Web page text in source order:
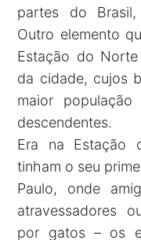
partes do
Outro elemento
Estação do
da cidade, cujos
maior
descendentes.
Era na Estação
tinham o seu
Paulo, onde
atravessadores
por gatos – os